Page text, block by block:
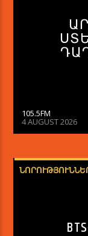
105.5FM
4 AUGUST 2026